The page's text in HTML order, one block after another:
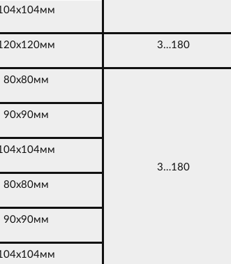
3…180
80х80мм
3…180
90х90мм
80х80мм
90х90мм